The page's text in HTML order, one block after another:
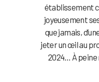
établissement
joyeusement
que jamais,
jeter un œil au
2024… À